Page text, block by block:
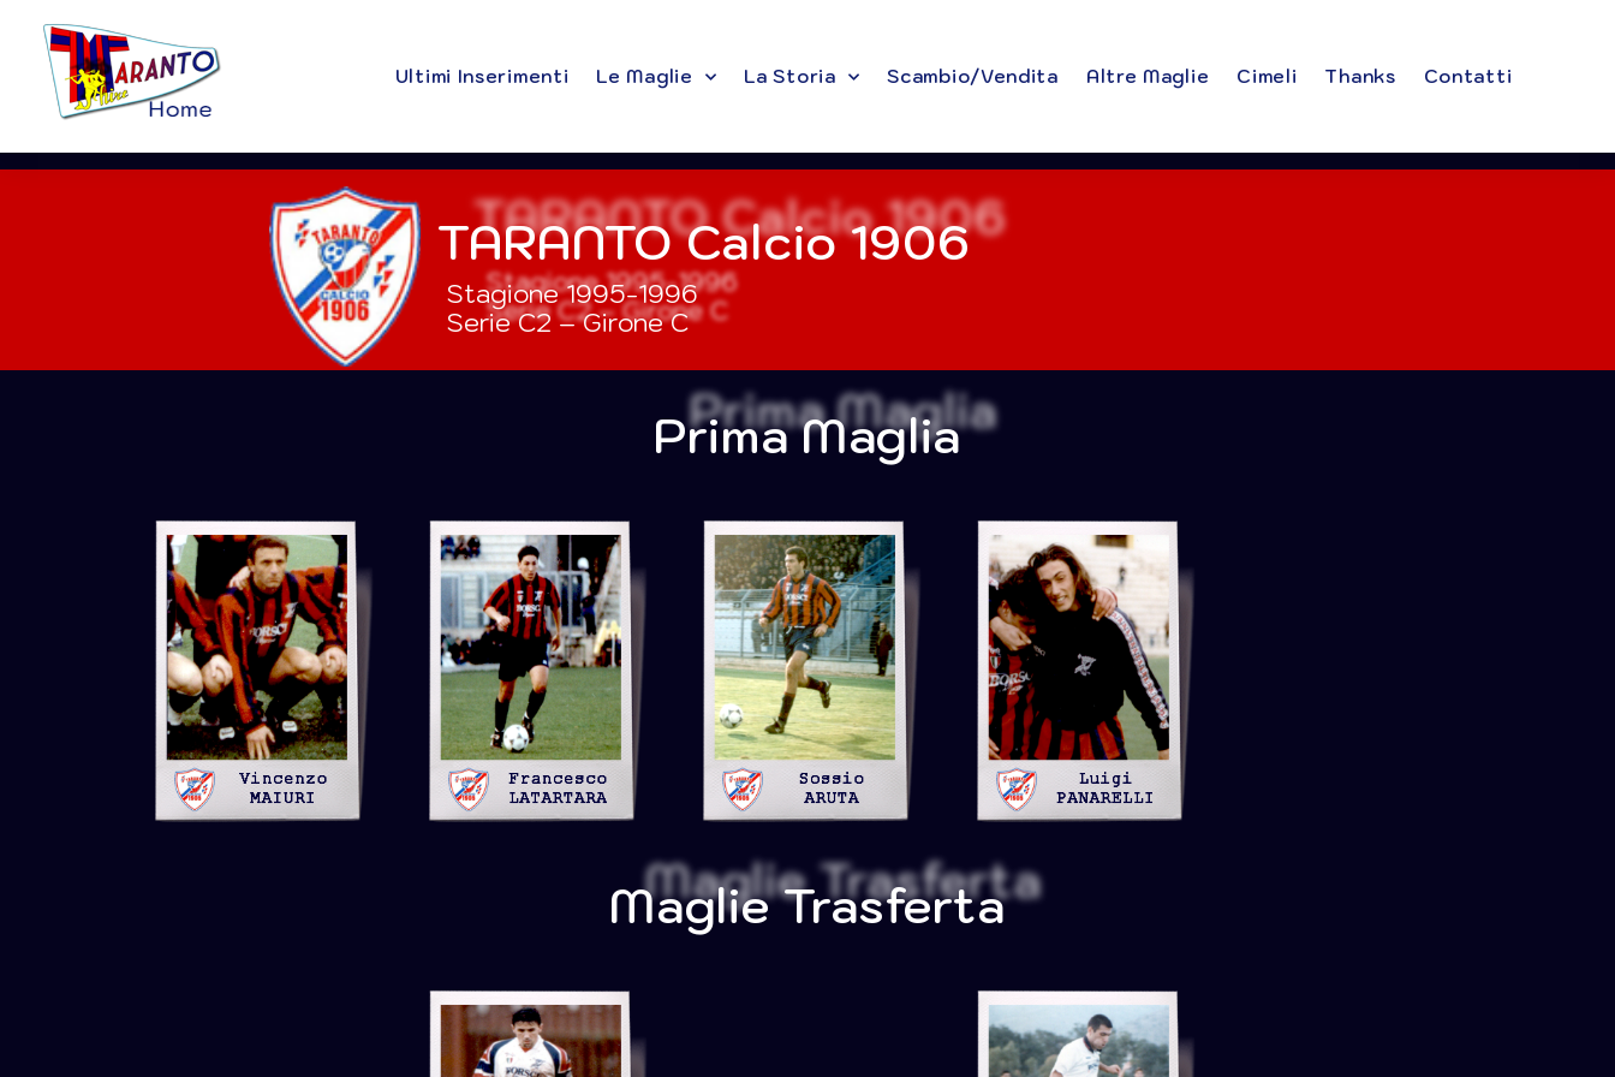
Ultimi Inserimenti Le Maglie La Storia Scambio/Vendita Altre Maglie Cimeli Thanks Contatti
TARANTO Calcio 1906
Stagione 1995-1996
Serie C2 – Girone C
Prima Maglia
Maglie Trasferta